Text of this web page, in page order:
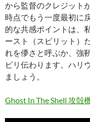
から監督のクレジット
時点でもう一度最初に
的な共感ポイントは、
ースト（スピリット）
れを儚さと呼ぶか、強
ビリ伝わります。ハリ
ましょう。
Ghost In The Shell 攻殻